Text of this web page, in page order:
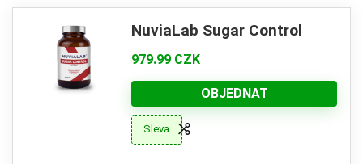
NuviaLab Sugar Control
979.99 CZK
OBJEDNAT
Sleva